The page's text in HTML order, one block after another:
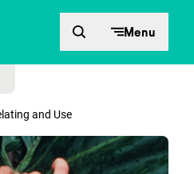
Menu
and Use